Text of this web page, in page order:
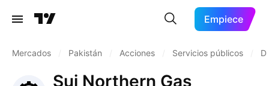
Empiece
Mercados Pakistán Acciones Servicios públicos
Sui Northern Gas